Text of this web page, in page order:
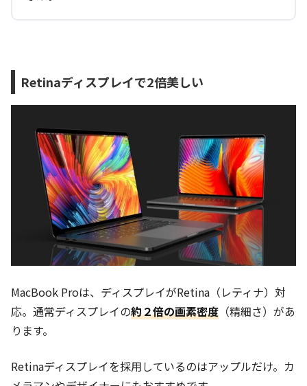
Retinaディスプレイで2倍美しい
MacBook Proは、ディスプレイがRetina（レティナ）対
応。通常ディスプレイの約２倍の画素密度 （精細さ）があ
ります。
Retinaディスプレイを採用しているのはアップルだけ。カ